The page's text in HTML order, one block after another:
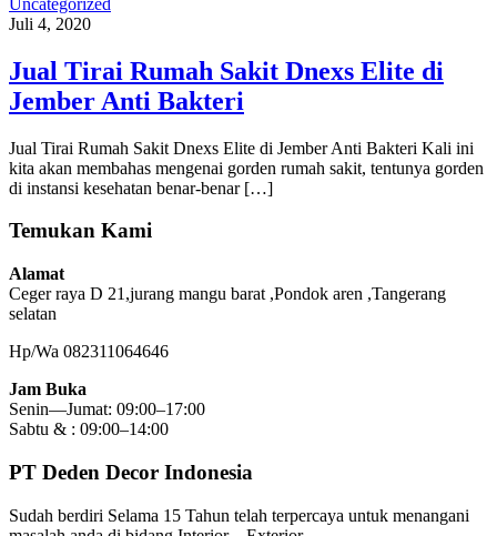
Juli 4, 2020
Jual Tirai Rumah Sakit Dnexs Elite di
Jember Anti Bakteri
Jual Tirai Rumah Sakit Dnexs Elite di Jember Anti Bakteri Kali ini
kita akan membahas mengenai gorden rumah sakit, tentunya gorden
di instansi kesehatan benar-benar […]
Temukan Kami
Alamat
Ceger raya D 21,jurang mangu barat ,Pondok aren ,Tangerang
selatan
Hp/Wa 082311064646
Jam Buka
Senin—Jumat: 09:00–17:00
Sabtu & : 09:00–14:00
PT Deden Decor Indonesia
Sudah berdiri Selama 15 Tahun telah terpercaya untuk menangani